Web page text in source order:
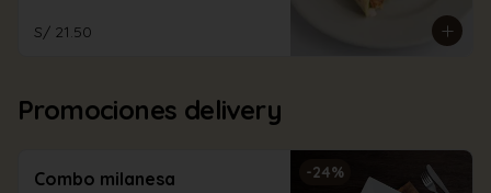
S/ 21.50
Promociones delivery
-24%
Combo milanesa